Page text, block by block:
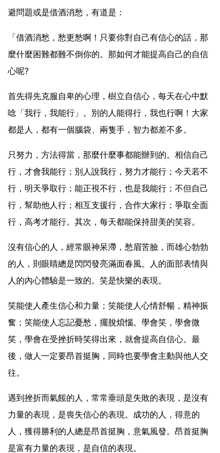
避問題或是借酒消愁，有道是：
「借酒消愁，愁更愁啊！只要你對自己有信心的話，那
麼什麼困難都難不倒你的。那如何才能提高自己的自信
心呢?
首先得先克服自卑的心理，樹立自信心，每天在心中默
唸「我行，我能行」。別的人能得行，我也行啊！大家
都是人，都有一個腦袋、兩隻手，智力都差不多。
只努力，方法得當，那麼什麼事都能辦到的。相信自己
行，才會我能行；別人說我行，努力才能行；今天若不
行，明天爭取行；能正視不行，也是我能行；不但自己
行，幫助他人行；相互支援行，合作大家行；爭取全面
行，高考才能行。其次，每天都能保持甜美的笑容。
沒有信心的人，經常眼神呆滯，愁眉苦臉，而雄心勃勃
的人，則眼睛總是閃閃發亮滿面春風。人的面部表情與
人的內心體驗是一致的。笑是快樂的表現。
笑能使人產生信心和力量；笑能使人心情舒暢，精神振
奮；笑能使人忘記憂愁，擺脫煩惱。學會笑，學會微
笑，學會在受挫折時笑得出來，就會提高自信心。最
後，做人一定要昂首挺胸，同時也要學會主動與他人交
往。
遇到挫折而氣餒的人，常常垂頭是失敗的表現，是沒有
力量的表現，是喪失信心的表現。成功的人，得意的
人，獲得勝利的人總是昂首挺胸，意氣風發。昂首挺胸
是富有力量的表現，是自信的表現。